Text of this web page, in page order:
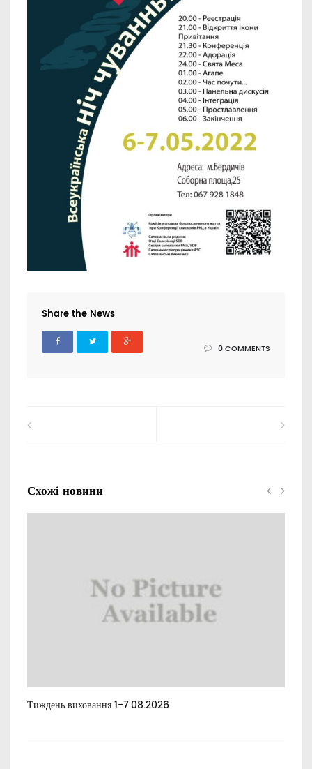
Share the News
0 COMMENTS
Схожі новини
Тиждень виховання 1-7.08.2026